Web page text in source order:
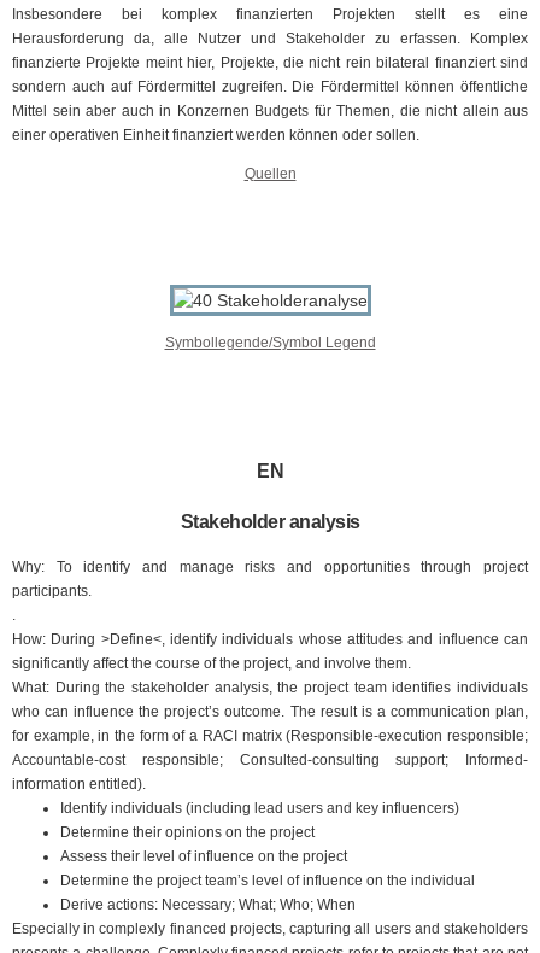
Insbesondere bei komplex finanzierten Projekten stellt es eine
Herausforderung da, alle Nutzer und Stakeholder zu erfassen. Komplex
finanzierte Projekte meint hier, Projekte, die nicht rein bilateral finanziert sind
sondern auch auf Fördermittel zugreifen. Die Fördermittel können öffentliche
Mittel sein aber auch in Konzernen Budgets für Themen, die nicht allein aus
einer operativen Einheit finanziert werden können oder sollen.
Quellen
Symbollegende/Symbol Legend
EN
Stakeholder analysis
Why: To identify and manage risks and opportunities through project
participants.
.
How: During >Define<, identify individuals whose attitudes and influence can
significantly affect the course of the project, and involve them.
What: During the stakeholder analysis, the project team identifies individuals
who can influence the project’s outcome. The result is a communication plan,
for example, in the form of a RACI matrix (Responsible-execution responsible;
Accountable-cost responsible; Consulted-consulting support; Informed-
information entitled).
Identify individuals (including lead users and key influencers)
Determine their opinions on the project
Assess their level of influence on the project
Determine the project team’s level of influence on the individual
Derive actions: Necessary; What; Who; When
Especially in complexly financed projects, capturing all users and stakeholders